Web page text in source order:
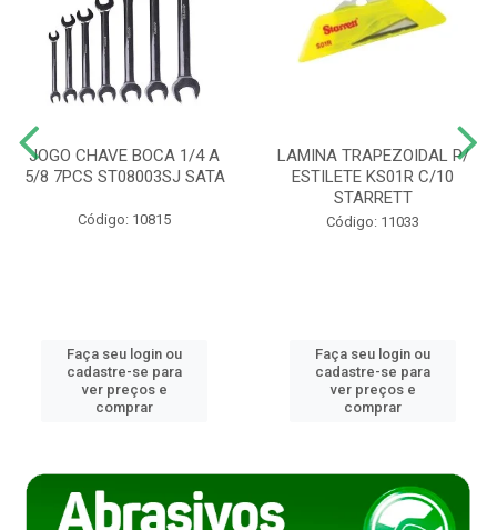
JOGO CHAVE BOCA 1/4 A
5/8 7PCS ST08003SJ SATA
Código: 10815
Faça seu login ou
cadastre-se para
ver preços e
comprar
LAMINA TRAPEZOIDAL P/
ESTILETE KS01R C/10
STARRETT
Código: 11033
Faça seu login ou
cadastre-se para
ver preços e
comprar